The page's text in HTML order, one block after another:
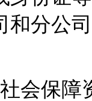
和分公
会保